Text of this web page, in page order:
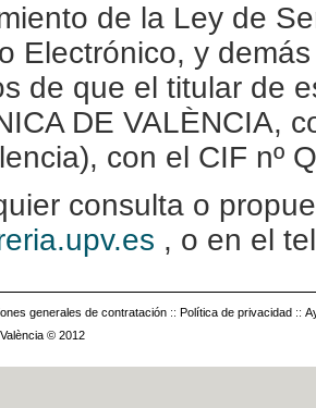
de la Ley de
Electrónico, y
de que el titular de
DE VALÈNCIA,
con el CIF nº
consulta o
, o en el
generales de contratación :: Política de privacidad ::
© 2012